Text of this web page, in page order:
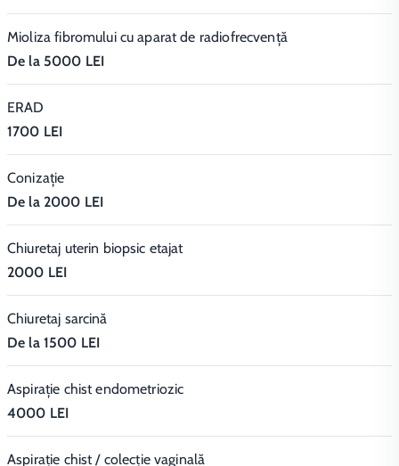
Mioliza fibromului cu aparat de radiofrecvență
De la 5000 LEI
ERAD
1700 LEI
Conizație
De la 2000 LEI
Chiuretaj uterin biopsic etajat
2000 LEI
Chiuretaj sarcină
De la 1500 LEI
Aspirație chist endometriozic
4000 LEI
Aspirație chist / colecție vaginală